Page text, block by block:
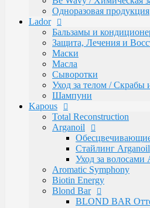
Аксессуары для
Горячие воски
Гелевый воск в
Гелевый воски в
Жирорастворимый
Жирорастворимый
Сахарная паста
Уход до и после
Kapous Аксессуары и
Одноразовая
Брашинги,
Для окрашивания
Зажимы
Ножницы
Перчатки
Пластмассовые
Сумки, саквояжи
Одежда, Фартуки,
Фены
Одноразовая продукция
Lador
Бальзамы и
Защита, Лечения и
Маски
Масла
Сыворотки
Уход за телом / Скрабы
Шампуни
Kapous
Total Reconstruction
Arganoil
Стайлинг Arganoil
Уход за волосами
Aromatic Symphony
Biotin Energy
Blond Bar
BLOND BAR